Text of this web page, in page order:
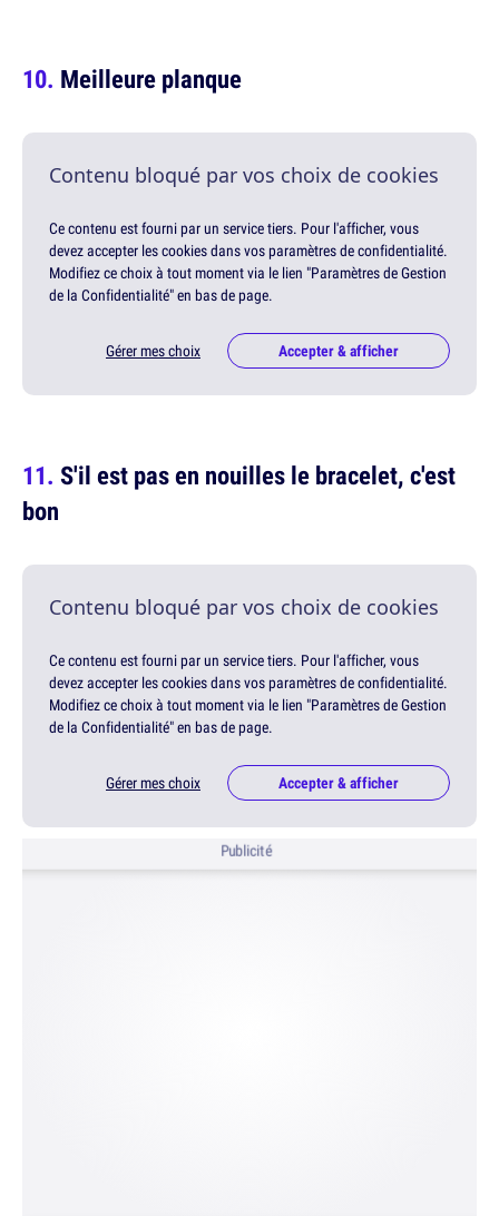
Meilleure planque
Contenu bloqué par vos choix de cookies
Ce contenu est fourni par un service tiers. Pour l'afficher, vous
devez accepter les cookies dans vos paramètres de confidentialité.
Modifiez ce choix à tout moment via le lien "Paramètres de Gestion
de la Confidentialité" en bas de page.
Gérer mes choix Accepter & afficher
S'il est pas en nouilles le bracelet, c'est
bon
Contenu bloqué par vos choix de cookies
Ce contenu est fourni par un service tiers. Pour l'afficher, vous
devez accepter les cookies dans vos paramètres de confidentialité.
Modifiez ce choix à tout moment via le lien "Paramètres de Gestion
de la Confidentialité" en bas de page.
Gérer mes choix Accepter & afficher
Publicité